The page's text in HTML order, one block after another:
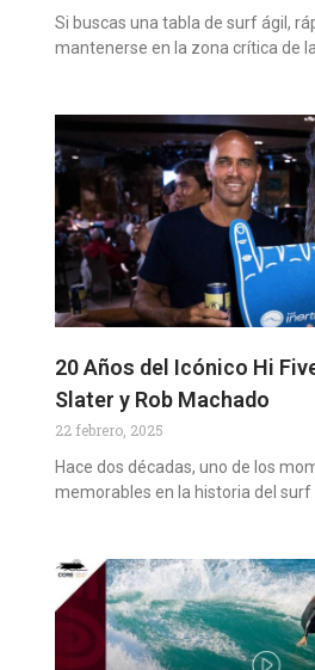
Si buscas una tabla de surf ágil,
mantenerse en la zona crítica de la
20 Años del Icónico Hi
Slater y Rob Machado
22 febrero, 2025
Hace dos décadas, uno de los
memorables en la historia del surf